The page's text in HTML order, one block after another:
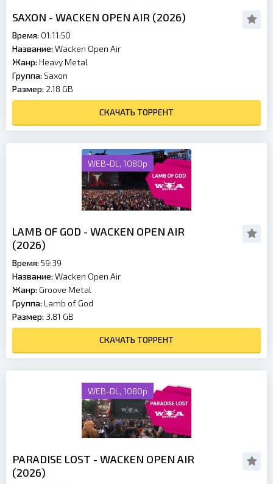
SAXON - WACKEN OPEN AIR (2026)
Время: 01:11:50
Название: Wacken Open Air
Жанр: Heavy Metal
Группа: Saxon
Размер: 2.18 GB
СКАЧАТЬ ТОРРЕНТ
WEB-DL, 1080p
LAMB OF GOD - WACKEN OPEN AIR
(2026)
Время: 59:39
Название: Wacken Open Air
Жанр: Groove Metal
Группа: Lamb of God
Размер: 3.81 GB
СКАЧАТЬ ТОРРЕНТ
WEB-DL, 1080p
PARADISE LOST - WACKEN OPEN AIR
(2026)